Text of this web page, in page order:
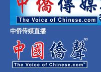
中侨传媒直播